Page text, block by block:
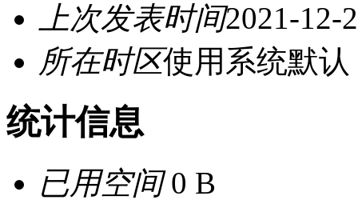
上次发表时间2021-12-
所在时区使用系统默认
统计信息
已用空间0 B